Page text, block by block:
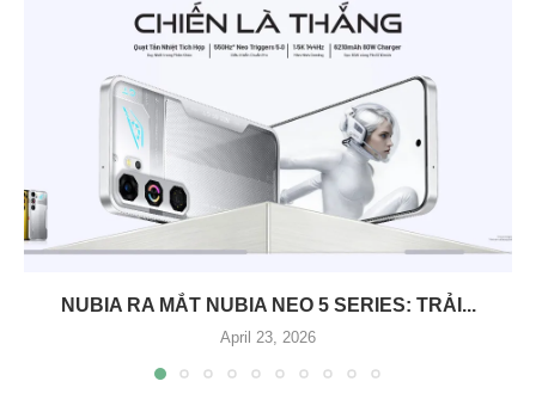
NUBIA RA MẮT NUBIA NEO 5 SERIES: TRẢI...
April 23, 2026